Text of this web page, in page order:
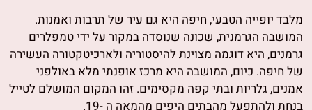
מלבד יופייה הטבעי, חיפה היא גם עיר של תרבות ואמנות.
המושבה הגרמנית, שכונה שנוסדה במקור על ידי טמפלרים
גרמנים, היא דוגמה מצוינת להיסטוריה ולארכיטקטורה העשירה
של חיפה. כיום, המושבה היא מרכז אופנתי מלא באולפני
אמנים, גלריות ובתי קפה מקסימים. זהו המקום המושלם לטייל
בנחת ולהתפעל מהבתים היפים מהמאה ה -19.